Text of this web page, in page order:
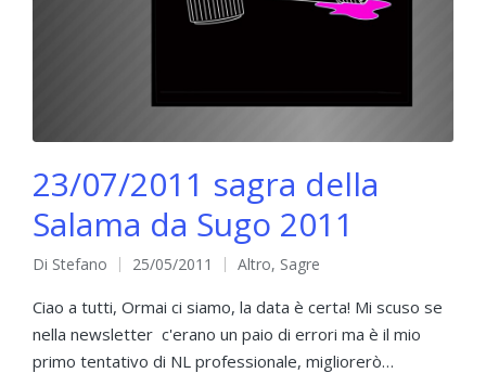
23/07/2011 sagra della
Salama da Sugo 2011
Pubblicato
da
Di Stefano 25/05/2011
Pubblicato
in
Altro, Sagre
Ciao a tutti, Ormai ci siamo, la data è certa! Mi scuso se
nella newsletter c'erano un paio di errori ma è il mio
primo tentativo di NL professionale, migliorerò…